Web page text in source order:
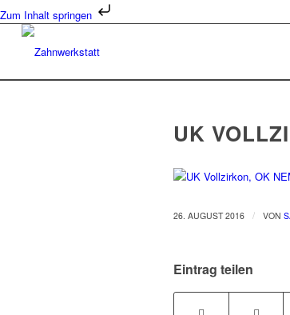
Zum Inhalt springen
UK
26. AUGUST 2016 / VON
Eintrag teilen